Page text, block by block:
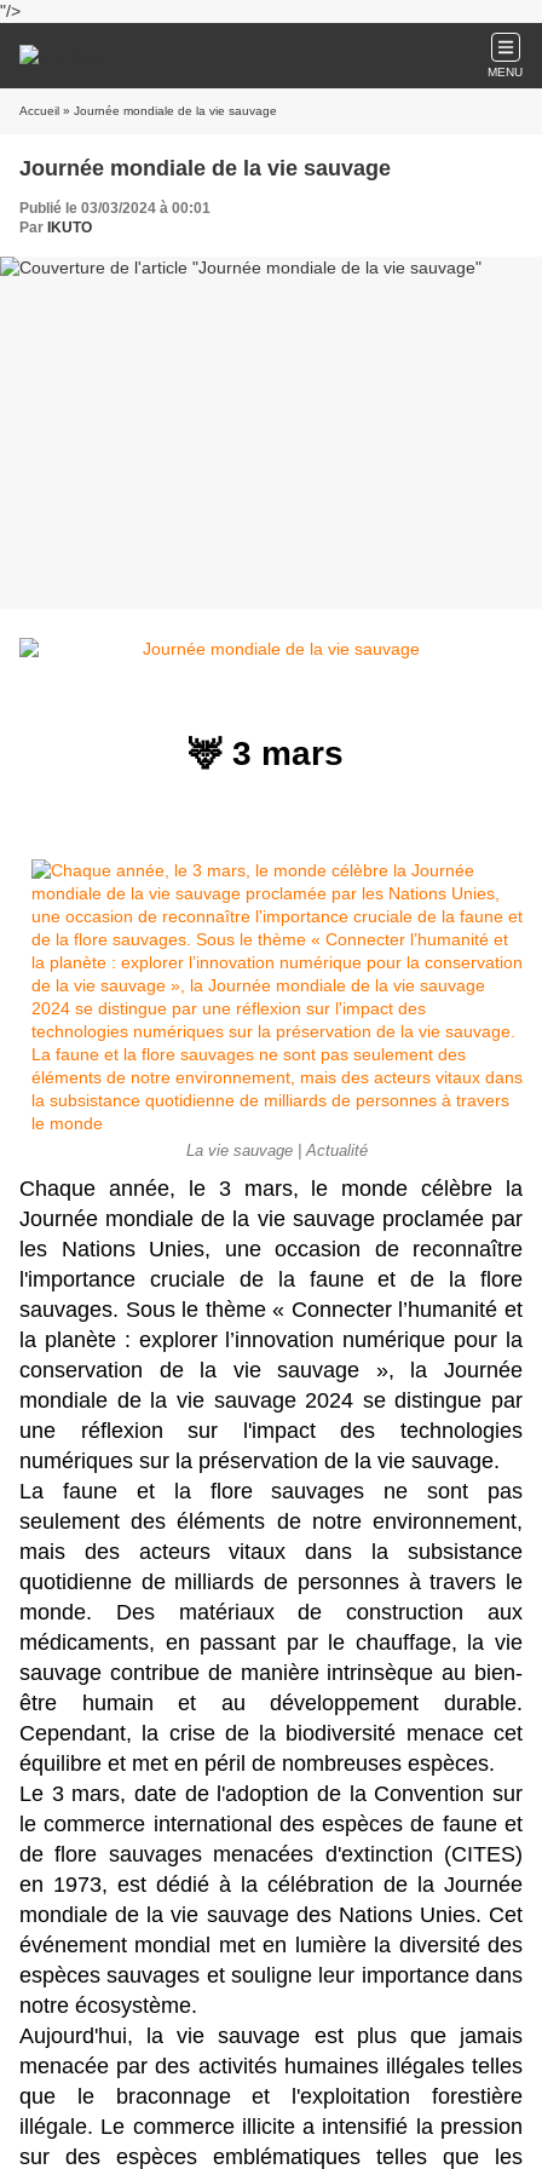
"/>
MENU
Accueil » Journée mondiale de la vie sauvage
Journée mondiale de la vie sauvage
Publié le 03/03/2024 à 00:01
Par IKUTO
🦌 3 mars
La vie sauvage | Actualité
Chaque année, le 3 mars, le monde célèbre la
Journée mondiale de la vie sauvage proclamée par
les Nations Unies, une occasion de reconnaître
l'importance cruciale de la faune et de la flore
sauvages. Sous le thème « Connecter l’humanité et
la planète : explorer l’innovation numérique pour la
conservation de la vie sauvage », la Journée
mondiale de la vie sauvage 2024 se distingue par
une réflexion sur l'impact des technologies
numériques sur la préservation de la vie sauvage.
La faune et la flore sauvages ne sont pas
seulement des éléments de notre environnement,
mais des acteurs vitaux dans la subsistance
quotidienne de milliards de personnes à travers le
monde. Des matériaux de construction aux
médicaments, en passant par le chauffage, la vie
sauvage contribue de manière intrinsèque au bien-
être humain et au développement durable.
Cependant, la crise de la biodiversité menace cet
équilibre et met en péril de nombreuses espèces.
Le 3 mars, date de l'adoption de la Convention sur
le commerce international des espèces de faune et
de flore sauvages menacées d'extinction (CITES)
en 1973, est dédié à la célébration de la Journée
mondiale de la vie sauvage des Nations Unies. Cet
événement mondial met en lumière la diversité des
espèces sauvages et souligne leur importance dans
notre écosystème.
Aujourd'hui, la vie sauvage est plus que jamais
menacée par des activités humaines illégales telles
que le braconnage et l'exploitation forestière
illégale. Le commerce illicite a intensifié la pression
sur des espèces emblématiques telles que les